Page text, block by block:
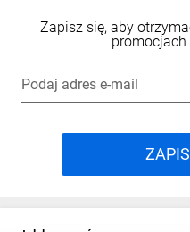
Zapisz się, aby
promocjach
Podaj adres e-mail